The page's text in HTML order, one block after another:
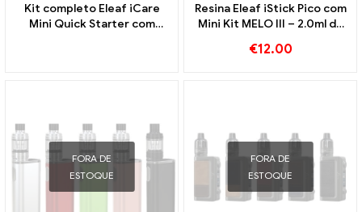
Kit completo Eleaf iCare
Mini Quick Starter com
Resina Eleaf iStick Pico com
Mini Kit MELO III – 2.0ml de
atacado丨Personalizado
€12.00
FORA DE
ESTOQUE
FORA DE
ESTOQUE